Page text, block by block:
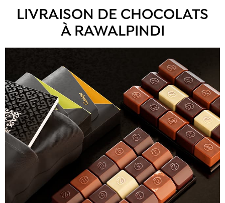
LIVRAISON DE CHOCOLATS
À RAWALPINDI